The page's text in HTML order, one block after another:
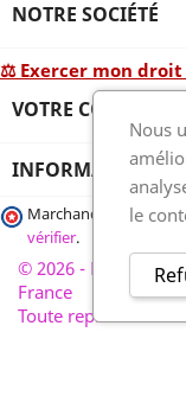
NOTRE SOCIÉTÉ
⚖ Exercer mon
VOTRE COMPTE
INFORMATIONS
Marchand approuvé
vérifier.
© 2026 - France-
France
Toute reproduction
Nous
le